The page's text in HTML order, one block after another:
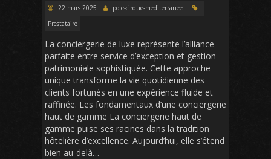
22 mars 2025
pole-cirque-mediterranee
Prestataire
La conciergerie de luxe représente l’alliance
parfaite entre service d’exception et gestion
patrimoniale sophistiquée. Cette approche
unique transforme la vie quotidienne des
clients fortunés en une expérience fluide et
raffinée. Les fondamentaux d’une conciergerie
haut de gamme La conciergerie haut de
gamme puise ses racines dans la tradition
hôtelière d’excellence. Aujourd’hui, elle s’étend
bien au-delà…